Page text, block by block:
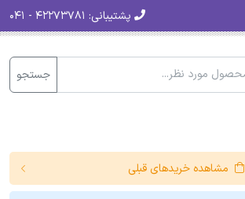
پشتیبانی:
جستجو
مشاهده خریدهای قبلی